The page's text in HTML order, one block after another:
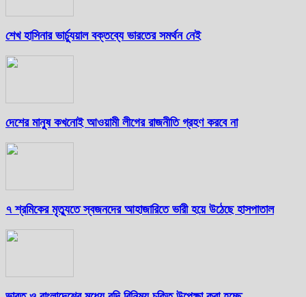
শেখ হাসিনার ভার্চ্যুয়াল বক্তব্যে ভারতের সমর্থন নেই
দেশের মানুষ কখনোই আওয়ামী লীগের রাজনীতি গ্রহণ করবে না
৭ শ্রমিকের মৃত্যুতে স্বজনদের আহাজারিতে ভারী হয়ে উঠেছে হাসপাতাল